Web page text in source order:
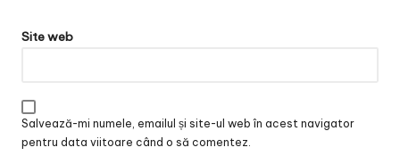
Site web
Salvează-mi numele, emailul și site-ul web în acest navigator
pentru data viitoare când o să comentez.